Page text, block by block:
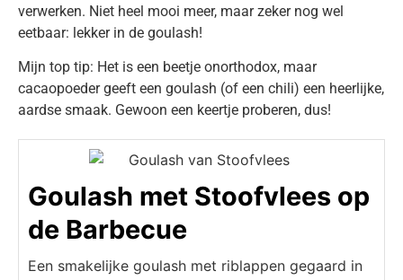
verwerken. Niet heel mooi meer, maar zeker nog wel
eetbaar: lekker in de goulash!
Mijn top tip: Het is een beetje onorthodox, maar
cacaopoeder geeft een goulash (of een chili) een heerlijke,
aardse smaak. Gewoon een keertje proberen, dus!
Goulash met Stoofvlees op
de Barbecue
Een smakelijke goulash met riblappen gegaard in